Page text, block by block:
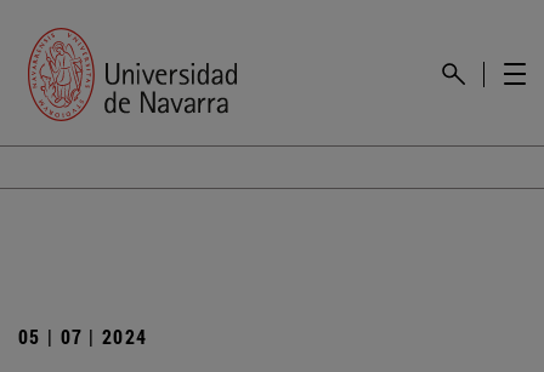
05 | 07 | 2024